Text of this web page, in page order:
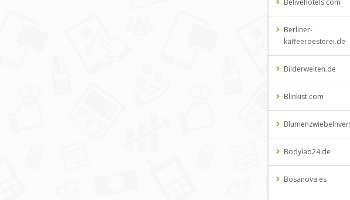
Belivehotels.com
Berliner-
kaffeeroesterei.de
Bilderwelten.de
Blinkist.com
Bodylab24.de
Bosanova.es